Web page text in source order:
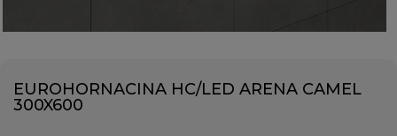
EUROHORNACINA HC/LED ARENA CAMEL
300X600